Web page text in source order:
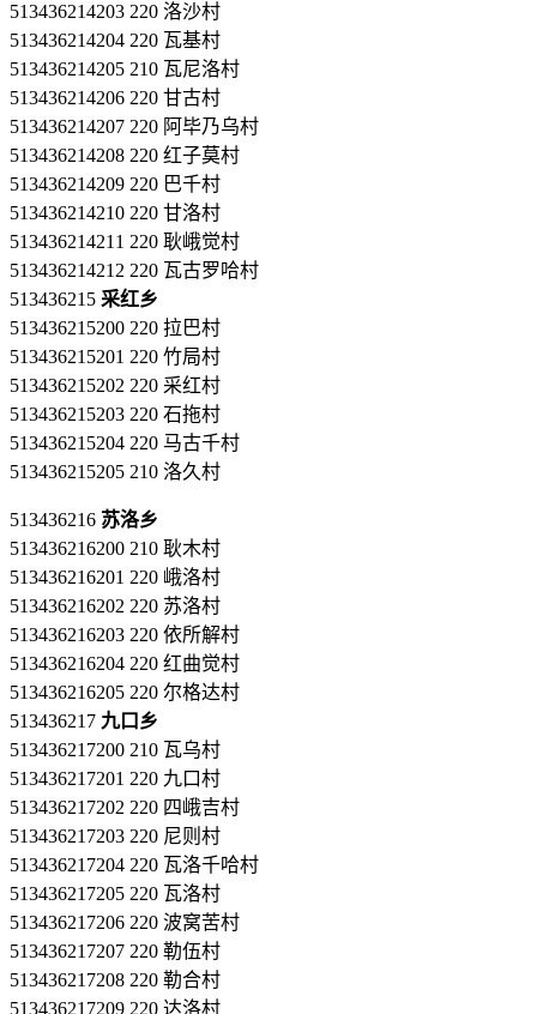
513436214203 220 洛沙村
513436214204 220 瓦基村
513436214205 210 瓦尼洛村
513436214206 220 甘古村
513436214207 220 阿毕乃乌村
513436214208 220 红子莫村
513436214209 220 巴千村
513436214210 220 甘洛村
513436214211 220 耿峨觉村
513436214212 220 瓦古罗哈村
513436215 采红乡
513436215200 220 拉巴村
513436215201 220 竹局村
513436215202 220 采红村
513436215203 220 石拖村
513436215204 220 马古千村
513436215205 210 洛久村
513436216 苏洛乡
513436216200 210 耿木村
513436216201 220 峨洛村
513436216202 220 苏洛村
513436216203 220 依所解村
513436216204 220 红曲觉村
513436216205 220 尔格达村
513436217 九口乡
513436217200 210 瓦乌村
513436217201 220 九口村
513436217202 220 四峨吉村
513436217203 220 尼则村
513436217204 220 瓦洛千哈村
513436217205 220 瓦洛村
513436217206 220 波窝苦村
513436217207 220 勒伍村
513436217208 220 勒合村
513436217209 220 达洛村